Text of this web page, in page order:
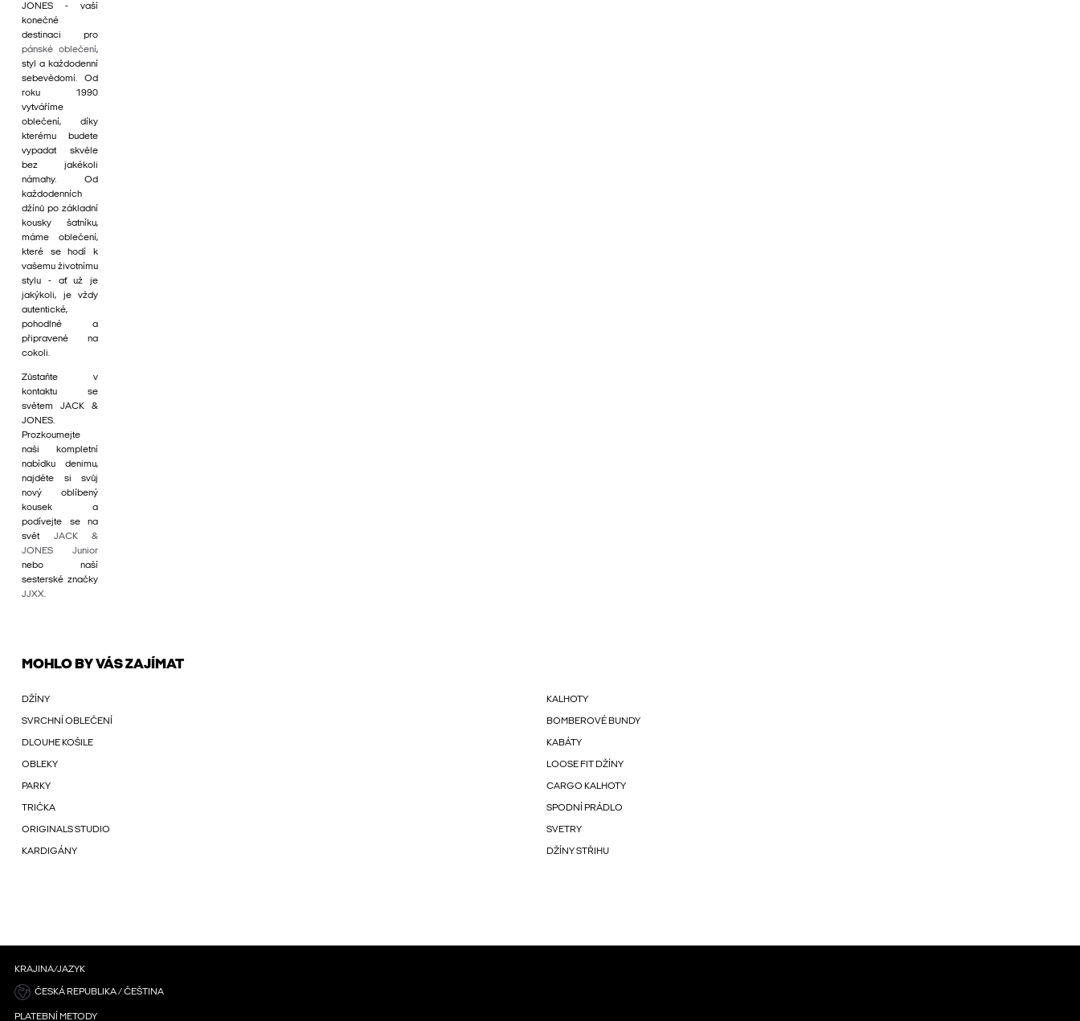
JONES - vaší
konečné
destinaci pro
pánské oblečení,
styl a každodenní
sebevědomí. Od
roku 1990
vytváříme
oblečení, díky
kterému budete
vypadat skvěle
bez jakékoli
námahy. Od
každodenních
džínů po základní
kousky šatníku,
máme oblečení,
které se hodí k
vašemu životnímu
stylu - ať už je
jakýkoli, je vždy
autentické,
pohodlné a
připravené na
cokoli.
Zůstaňte v
kontaktu se
světem JACK &
JONES.
Prozkoumejte
naši kompletní
nabídku denimu,
najděte si svůj
nový oblíbený
kousek a
podívejte se na
svět JACK &
JONES Junior
nebo naší
sesterské značky
JJXX.
MOHLO BY VÁS ZAJÍMAT
DŽÍNY KALHOTY
SVRCHNÍ OBLEČENÍ BOMBEROVÉ BUNDY
DLOUHE KOŠILE KABÁTY
OBLEKY LOOSE FIT DŽÍNY
PARKY CARGO KALHOTY
TRIČKA SPODNÍ PRÁDLO
ORIGINALS STUDIO SVETRY
KARDIGÁNY DŽÍNY STŘIHU
KRAJINA/JAZYK
ČESKÁ REPUBLIKA / ČEŠTINA
PLATEBNÍ METODY